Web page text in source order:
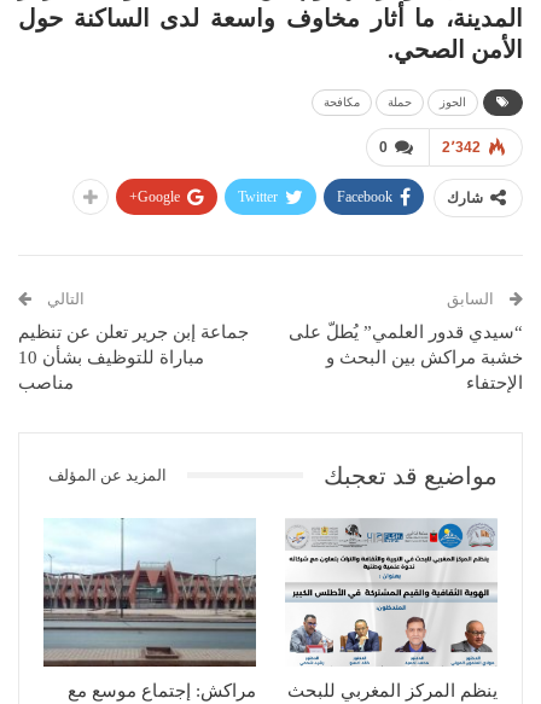
المدينة، ما أثار مخاوف واسعة لدى الساكنة حول
الأمن الصحي.
الحوز حملة مكافحة
0 2٬342
شارك Facebook
Twitter
Google+
السابق
“سيدي قدور العلمي” يُطلّ على
خشبة مراكش بين البحث و
الإحتفاء
التالي
جماعة إبن جرير تعلن عن تنظيم
مباراة للتوظيف بشأن 10
مناصب
مواضيع قد تعجبك المزيد عن المؤلف
ينظم المركز المغربي للبحث مراكش: إجتماع موسع مع